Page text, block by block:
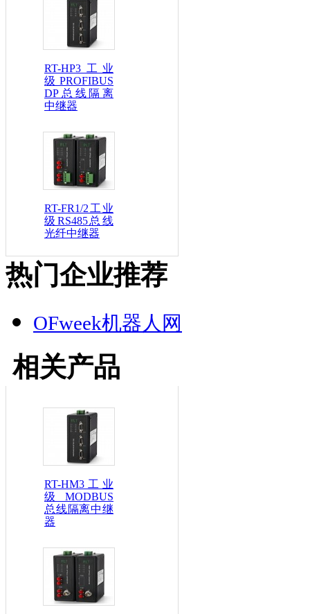
RT-HP3工业
级PROFIBUS
DP总线隔离
中继器
RT-FR1/2工业
级RS485总线
光纤中继器
热门企业推荐
OFweek机器人网
相关产品
RT-HM3工业
级MODBUS
总线隔离中继
器